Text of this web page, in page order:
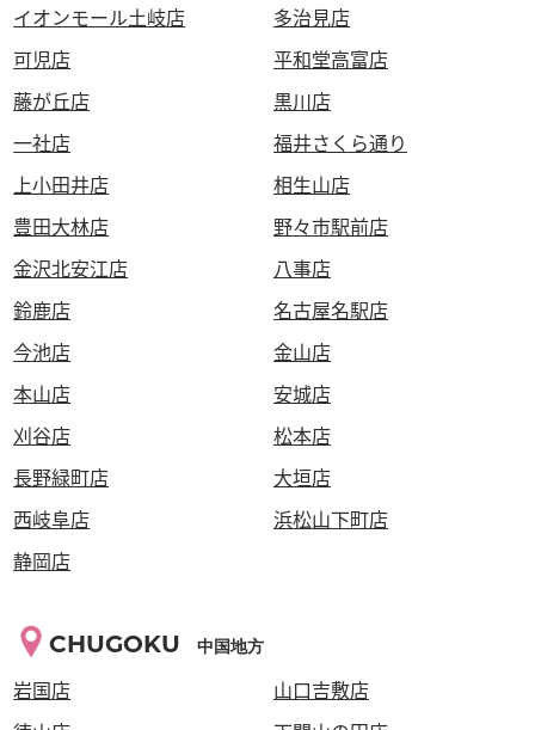
イオンモール土岐店
多治見店
可児店
平和堂高富店
藤が丘店
黒川店
一社店
福井さくら通り
上小田井店
相生山店
豊田大林店
野々市駅前店
金沢北安江店
八事店
鈴鹿店
名古屋名駅店
今池店
金山店
本山店
安城店
刈谷店
松本店
長野緑町店
大垣店
西岐阜店
浜松山下町店
静岡店
CHUGOKU 中国地方
岩国店
山口吉敷店